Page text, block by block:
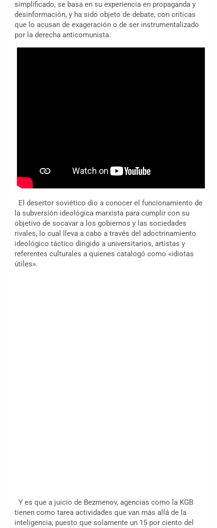
simplificado, se basa en su experiencia en propaganda y
desinformación, y ha sido objeto de debate, con críticas
que lo acusan de exageración o de ser instrumentalizado
por la derecha anticomunista.
El desertor soviético dio a conocer el funcionamiento de
la subversión ideológica marxista para cumplir con su
objetivo de socavar a los gobiernos y las sociedades
rivales, lo cual lleva a cabo a través del adoctrinamiento
ideológico táctico dirigido a universitarios, artistas y
referentes culturales a quienes catalogó como «idiotas
útiles».
Y es que a juicio de Bezmenov, agencias como la KGB
tienen como tarea actividades que van más allá de la
inteligencia, puesto que solamente un 15 por ciento del